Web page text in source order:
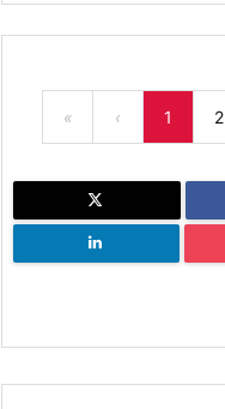
« ‹ 1 2